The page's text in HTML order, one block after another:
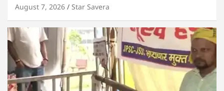
August 7, 2026 Star Savera